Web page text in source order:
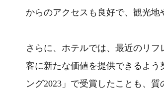
からのアクセスも良好で、観光地
さらに、ホテルでは、最近のリ
客に新たな価値を提供できるよ
ング2023」で受賞したことも、質